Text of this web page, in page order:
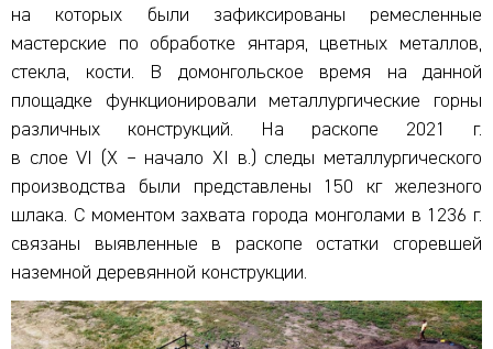
на которых были зафиксированы ремесленные
мастерские по обработке янтаря, цветных металлов,
стекла, кости. В домонгольское время на данной
площадке функционировали металлургические горны
различных конструкций. На раскопе 2021 г.
в слое VI (Х – начало ХI в.) следы металлургического
производства были представлены 150 кг железного
шлака. С моментом захвата города монголами в 1236 г.
связаны выявленные в раскопе остатки сгоревшей
наземной деревянной конструкции.